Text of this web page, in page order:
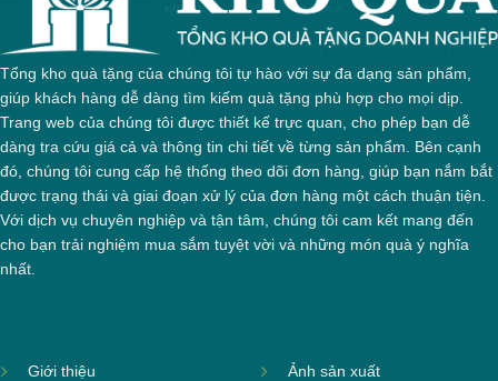
Tổng kho quà tặng của chúng tôi tự hào với sự đa dạng sản phẩm,
giúp khách hàng dễ dàng tìm kiếm quà tặng phù hợp cho mọi dịp.
Trang web của chúng tôi được thiết kế trực quan, cho phép bạn dễ
dàng tra cứu giá cả và thông tin chi tiết về từng sản phẩm. Bên cạnh
đó, chúng tôi cung cấp hệ thống theo dõi đơn hàng, giúp bạn nắm bắt
được trạng thái và giai đoạn xử lý của đơn hàng một cách thuận tiện.
Với dịch vụ chuyên nghiệp và tận tâm, chúng tôi cam kết mang đến
cho bạn trải nghiệm mua sắm tuyệt vời và những món quà ý nghĩa
nhất.
Giới thiệu Ảnh sản xuất